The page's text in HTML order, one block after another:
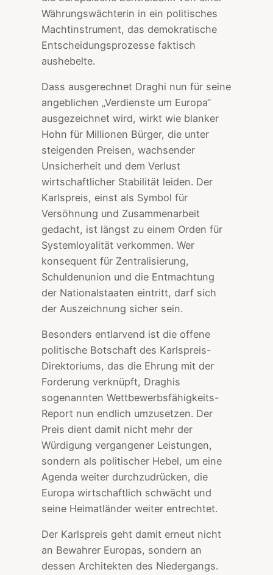
Währungswächterin in ein politisches
Machtinstrument, das demokratische
Entscheidungsprozesse faktisch
aushebelte.
Dass ausgerechnet Draghi nun für seine
angeblichen „Verdienste um Europa“
ausgezeichnet wird, wirkt wie blanker
Hohn für Millionen Bürger, die unter
steigenden Preisen, wachsender
Unsicherheit und dem Verlust
wirtschaftlicher Stabilität leiden. Der
Karlspreis, einst als Symbol für
Versöhnung und Zusammenarbeit
gedacht, ist längst zu einem Orden für
Systemloyalität verkommen. Wer
konsequent für Zentralisierung,
Schuldenunion und die Entmachtung
der Nationalstaaten eintritt, darf sich
der Auszeichnung sicher sein.
Besonders entlarvend ist die offene
politische Botschaft des Karlspreis-
Direktoriums, das die Ehrung mit der
Forderung verknüpft, Draghis
sogenannten Wettbewerbsfähigkeits-
Report nun endlich umzusetzen. Der
Preis dient damit nicht mehr der
Würdigung vergangener Leistungen,
sondern als politischer Hebel, um eine
Agenda weiter durchzudrücken, die
Europa wirtschaftlich schwächt und
seine Heimatländer weiter entrechtet.
Der Karlspreis geht damit erneut nicht
an Bewahrer Europas, sondern an
dessen Architekten des Niedergangs.